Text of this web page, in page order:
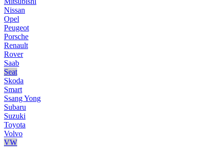
Nissan
Opel
Peugeot
Porsche
Renault
Rover
Saab
Seat
Skoda
Smart
Ssang Yong
Subaru
Suzuki
Toyota
Volvo
VW